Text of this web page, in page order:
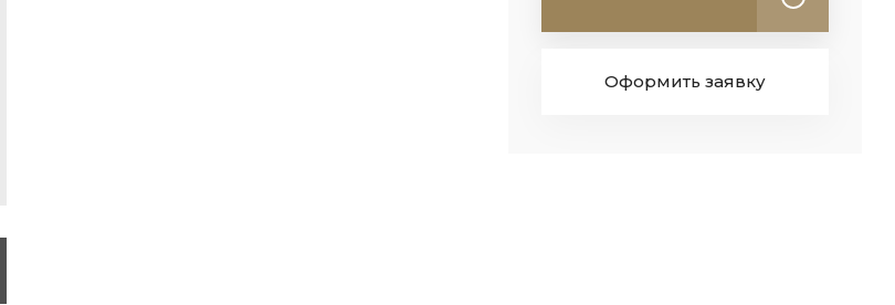
Оформить заявку